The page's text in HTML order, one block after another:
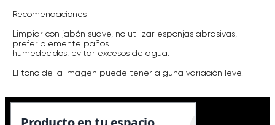
Recomendaciones
Limpiar con jabón suave, no utilizar esponjas abrasivas,
preferiblemente paños
humedecidos, evitar excesos de agua.
El tono de la imagen puede tener alguna variación leve.